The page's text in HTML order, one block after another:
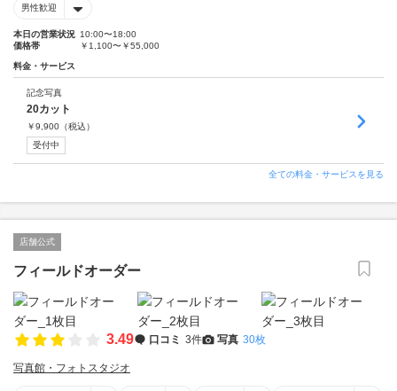
男性歓迎
本日の営業状況 10:00〜18:00
価格帯
￥1,100〜￥55,000
料金・サービス
記念写真
20カット
￥9,900 （税込）
受付中
全ての料金・サービスを見る
店舗公式
フィールドオーダー
3.49 口コミ 3件 写真 30枚
写真館・フォトスタジオ